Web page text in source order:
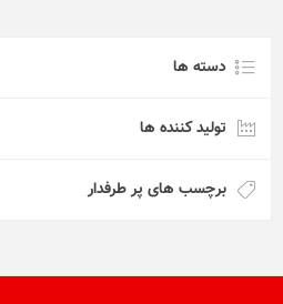
دسته ها
تولید کننده ها
برچسب های پر طرفدار